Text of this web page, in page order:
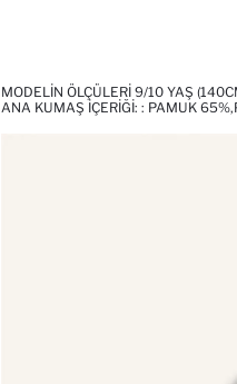
MODELIN ÖLÇÜLERI 9/10 YAŞ
ANA KUMAŞ İÇERIĞI: : PAMUK